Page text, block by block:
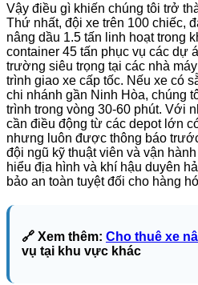
Vậy điều gì khiến chúng tôi trở
Thứ nhất, đội xe trên 100 chiếc,
nâng dầu 1.5 tấn linh hoạt trong
container 45 tấn phục vụ các dự
trường siêu trọng tại các nhà
trình giao xe cấp tốc. Nếu xe có
chi nhánh gần Ninh Hòa, chúng
trình trong vòng 30-60 phút. Với
cần điều động từ các depot lớn
nhưng luôn được thông báo
đội ngũ kỹ thuật viên và vận
hiểu địa hình và khí hậu duyên
bảo an toàn tuyệt đối cho hàng
🔗 Xem thêm: Cho thuê xe
vụ tại khu vực khác